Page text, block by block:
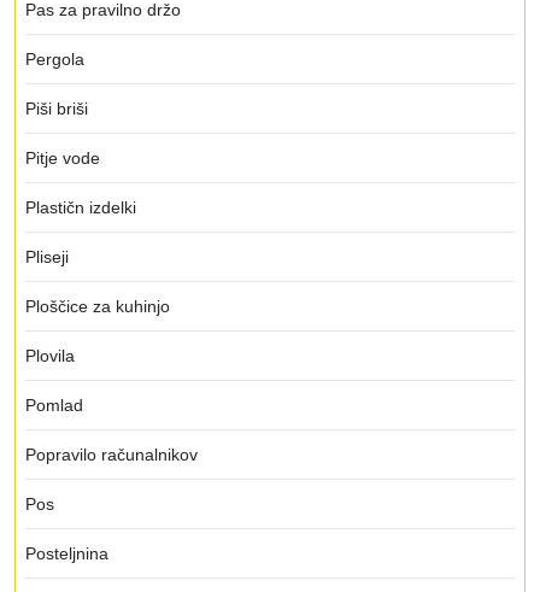
Pas za pravilno držo
Pergola
Piši briši
Pitje vode
Plastičn izdelki
Pliseji
Ploščice za kuhinjo
Plovila
Pomlad
Popravilo računalnikov
Pos
Posteljnina